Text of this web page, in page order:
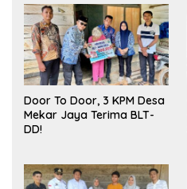
Door To Door, 3 KPM Desa
Mekar Jaya Terima BLT-
DD!